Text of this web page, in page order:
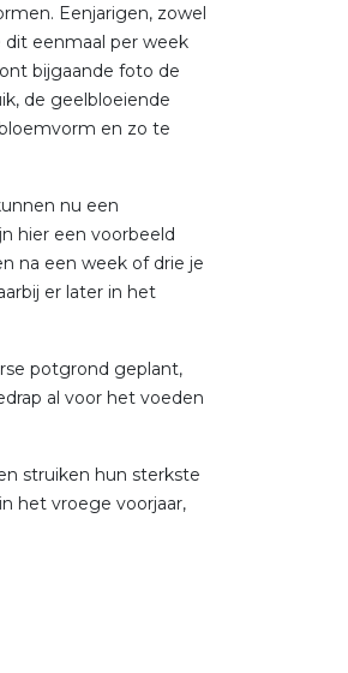
Eenjarigen, zowel
dit eenmaal per week
bijgaande foto de
de geelbloeiende
en zo te
nu een
hier een voorbeeld
na een week of drie je
er later in het
potgrond geplant,
al voor het voeden
struiken hun sterkste
het vroege voorjaar,